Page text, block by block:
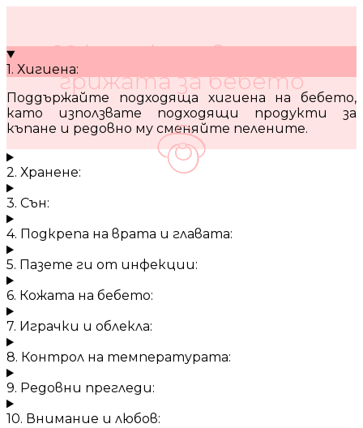
10 кратки съвета за
грижата за бебето
1. Хигиена:
Поддържайте подходяща хигиена на бебето,
като използвате подходящи продукти за
къпане и редовно му сменяйте пелените.
2. Хранене:
3. Сън:
4. Подкрепа на врата и главата:
5. Пазете ги от инфекции:
6. Кожата на бебето:
7. Играчки и облекла:
8. Контрол на температурата:
9. Редовни прегледи:
10. Внимание и любов: